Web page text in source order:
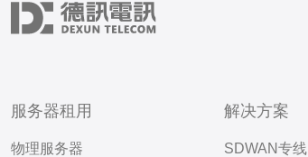
服务器租用
物理服务器
解决方案
SDWAN专线